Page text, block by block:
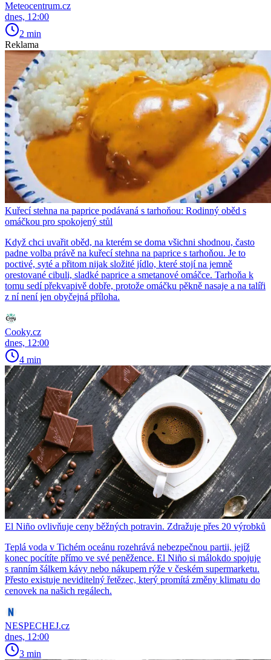
Meteocentrum.cz
dnes, 12:00
2 min
Reklama
Kuřecí stehna na paprice podávaná s tarhoňou: Rodinný oběd s
omáčkou pro spokojený stůl
Když chci uvařit oběd, na kterém se doma všichni shodnou, často
padne volba právě na kuřecí stehna na paprice s tarhoňou. Je to
poctivé, syté a přitom nijak složité jídlo, které stojí na jemně
orestované cibuli, sladké paprice a smetanové omáčce. Tarhoňa k
tomu sedí překvapivě dobře, protože omáčku pěkně nasaje a na talíři
z ní není jen obyčejná příloha.
Cooky.cz
dnes, 12:00
4 min
El Niño ovlivňuje ceny běžných potravin. Zdražuje přes 20 výrobků
Teplá voda v Tichém oceánu rozehrává nebezpečnou partii, jejíž
konec pocítíte přímo ve své peněžence. El Niño si málokdo spojuje
s ranním šálkem kávy nebo nákupem rýže v českém supermarketu.
Přesto existuje neviditelný řetězec, který promítá změny klimatu do
cenovek na našich regálech.
NESPECHEJ.cz
dnes, 12:00
3 min